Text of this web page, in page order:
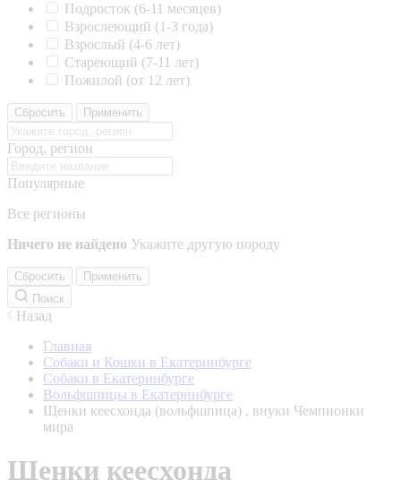
Подросток (6-11 месяцев)
Взрослеющий (1-3 года)
Взрослый (4-6 лет)
Стареющий (7-11 лет)
Пожилой (от 12 лет)
Сбросить Применить
Город, регион
Популярные
Все регионы
Ничего не найдено Укажите другую породу
Сбросить
Применить
Поиск
Назад
Главная
Собаки и Кошки в Екатеринбурге
Собаки в Екатеринбурге
Вольфшпицы в Екатеринбурге
Щенки кеесхонда (вольфшпица) , внуки Чемпионки
мира
Щенки кеесхонда